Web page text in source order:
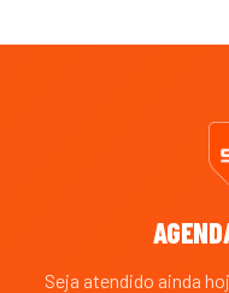
Seja atendido ainda